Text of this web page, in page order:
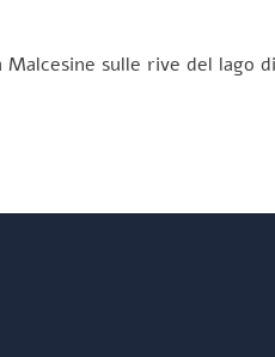
sulle rive del lago